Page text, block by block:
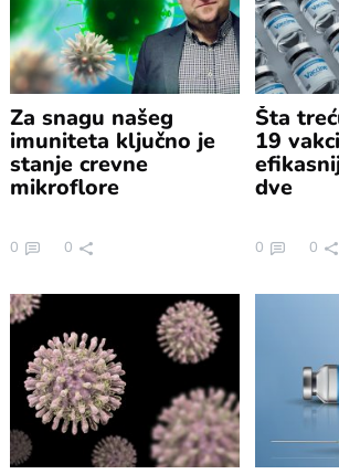
Za snagu našeg
imuniteta ključno je
stanje crevne
mikroflore
0 0
Šta
19
dve
0 0